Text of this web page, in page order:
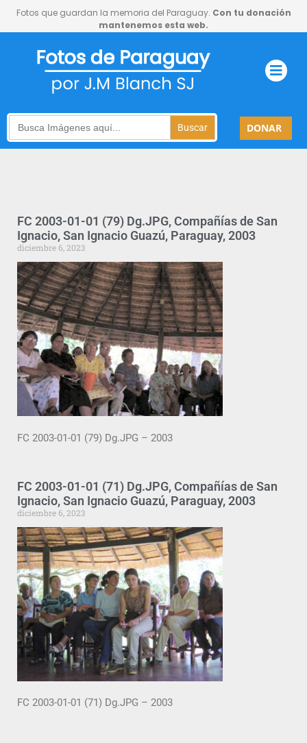
Fotos que guardan la memoria del Paraguay. Con tu donación
mantenemos esta web.
Search
for:
DONAR
FC 2003-01-01 (79) Dg.JPG, Compañías de San
Ignacio, San Ignacio Guazú, Paraguay, 2003
diciembre 6, 2023
FC 2003-01-01 (79) Dg.JPG – 2003
FC 2003-01-01 (71) Dg.JPG, Compañías de San
Ignacio, San Ignacio Guazú, Paraguay, 2003
diciembre 6, 2023
FC 2003-01-01 (71) Dg.JPG – 2003